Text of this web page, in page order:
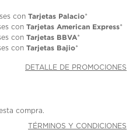
con Tarjetas Palacio*
con Tarjetas American Express*
con Tarjetas BBVA*
con Tarjetas Bajio*
DETALLE DE PROMOCIONES
compra.
TÉRMINOS Y CONDICIONES